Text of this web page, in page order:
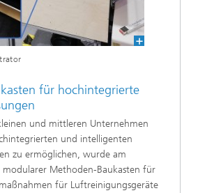
für hochintegrierte
und mittleren Unternehmen
und intelligenten
zu ermöglichen, wurde am
modularer Methoden-Baukasten für
für Luftreinigungsgeräte